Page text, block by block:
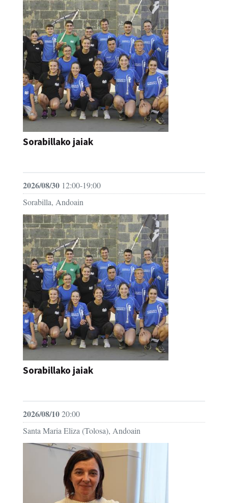
Sorabillako jaiak
2026/08/30 12:00-19:00
Sorabilla, Andoain
Sorabillako jaiak
2026/08/1020:00
Santa Maria Eliza (Tolosa), Andoain